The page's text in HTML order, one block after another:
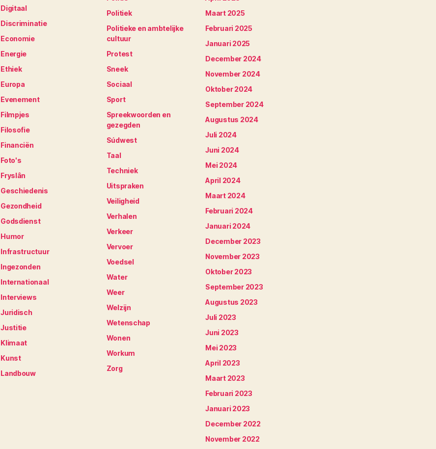
Digitaal
Discriminatie
Economie
Energie
Ethiek
Europa
Evenement
Filmpjes
Filosofie
Financiën
Foto's
Fryslân
Geschiedenis
Gezondheid
Godsdienst
Humor
Infrastructuur
Ingezonden
Internationaal
Interviews
Juridisch
Justitie
Klimaat
Kunst
Landbouw
Politiek
Politieke en ambtelijke
cultuur
Protest
Sneek
Sociaal
Sport
Spreekwoorden en
gezegden
Súdwest
Taal
Techniek
Uitspraken
Veiligheid
Verhalen
Verkeer
Vervoer
Voedsel
Water
Weer
Welzijn
Wetenschap
Wonen
Workum
Zorg
Maart 2025
Februari 2025
Januari 2025
December 2024
November 2024
Oktober 2024
September 2024
Augustus 2024
Juli 2024
Juni 2024
Mei 2024
April 2024
Maart 2024
Februari 2024
Januari 2024
December 2023
November 2023
Oktober 2023
September 2023
Augustus 2023
Juli 2023
Juni 2023
Mei 2023
April 2023
Maart 2023
Februari 2023
Januari 2023
December 2022
November 2022